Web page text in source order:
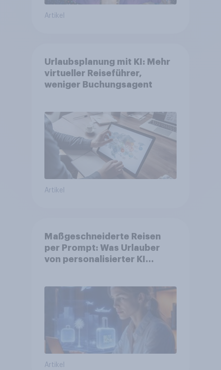
Artikel
Urlaubsplanung mit KI: Mehr
virtueller Reiseführer,
weniger Buchungsagent
Artikel
Maßgeschneiderte Reisen
per Prompt: Was Urlauber
von personalisierter KI
bereits genutzt werden
Artikel